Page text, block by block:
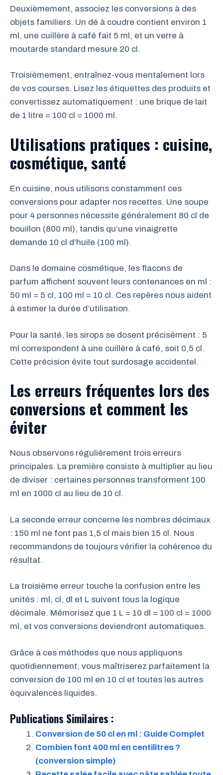
Deuxièmement, associez les conversions à des
objets familiers. Un dé à coudre contient environ 1
ml, une cuillère à café fait 5 ml, et un verre à
moutarde standard mesure 20 cl.
Troisièmement, entraînez-vous mentalement lors
de vos courses. Lisez les étiquettes des produits et
convertissez automatiquement : une brique de lait
de 1 litre = 100 cl = 1000 ml.
Utilisations pratiques : cuisine,
cosmétique, santé
En cuisine, nous utilisons constamment ces
conversions pour adapter nos recettes. Une soupe
pour 4 personnes nécessite généralement 80 cl de
bouillon (800 ml), tandis qu’une vinaigrette
demande 10 cl d’huile (100 ml).
Dans le domaine cosmétique, les flacons de
parfum affichent souvent leurs contenances en ml :
50 ml = 5 cl, 100 ml = 10 cl. Ces repères nous aident
à estimer la durée d’utilisation.
Pour la santé, les sirops se dosent précisément : 5
ml correspondent à une cuillère à café, soit 0,5 cl.
Cette précision évite tout surdosage accidentel.
Les erreurs fréquentes lors des
conversions et comment les
éviter
Nous observons régulièrement trois erreurs
principales. La première consiste à multiplier au lieu
de diviser : certaines personnes transforment 100
ml en 1000 cl au lieu de 10 cl.
La seconde erreur concerne les nombres décimaux
: 150 ml ne font pas 1,5 cl mais bien 15 cl. Nous
recommandons de toujours vérifier la cohérence du
résultat.
La troisième erreur touche la confusion entre les
unités : ml, cl, dl et L suivent tous la logique
décimale. Mémorisez que 1 L = 10 dl = 100 cl = 1000
ml, et vos conversions deviendront automatiques.
Grâce à ces méthodes que nous appliquons
quotidiennement, vous maîtriserez parfaitement la
conversion de 100 ml en 10 cl et toutes les autres
équivalences liquides.
Publications Similaires :
Conversion de 50 cl en ml : Guide Complet
Combien font 400 ml en centilitres ?
(conversion simple)